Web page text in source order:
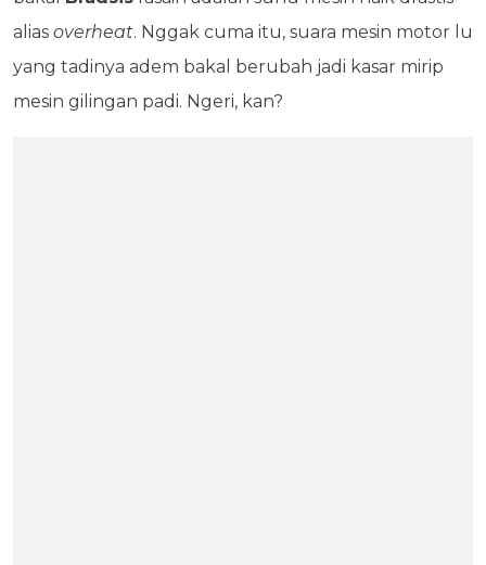
alias overheat. Nggak cuma itu, suara mesin motor lu
yang tadinya adem bakal berubah jadi kasar mirip
mesin gilingan padi. Ngeri, kan?